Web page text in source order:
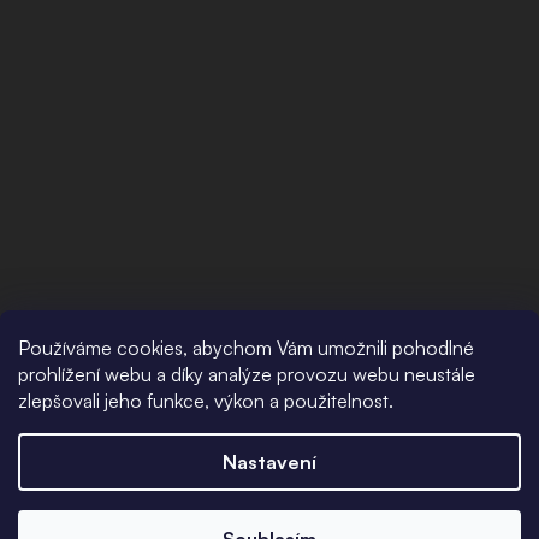
Používáme cookies, abychom Vám umožnili pohodlné
prohlížení webu a díky analýze provozu webu neustále
zlepšovali jeho funkce, výkon a použitelnost.
Nastavení